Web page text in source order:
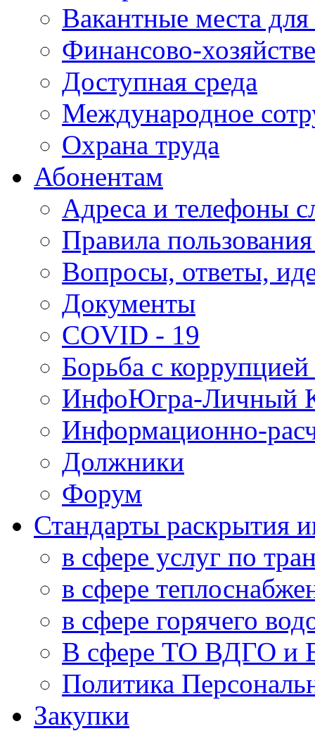
Вакантные места
Финансово-
Доступная среда
Международное
Охрана труда
Абонентам
Адреса и телефоны
Правила
Вопросы, ответы,
Документы
COVID - 19
Борьба с
ИнфоЮгра-Личный
Информационно-
Должники
Форум
Стандарты раскрытия
в сфере услуг по
в сфере
в сфере горячего
В сфере ТО ВДГО и
Политика
Закупки